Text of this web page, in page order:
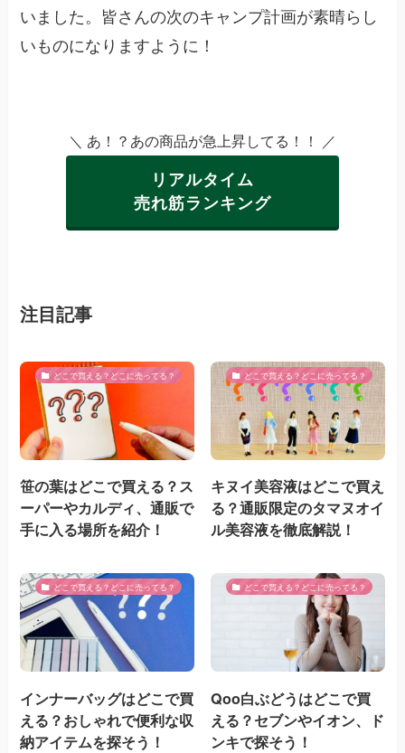
いました。皆さんの次のキャンプ計画が素晴らし
いものになりますように！
＼ あ！？あの商品が急上昇してる！！ ／
リアルタイム
売れ筋ランキング
注目記事
どこで買える？どこに売ってる？
笹の葉はどこで買える？ス
ーパーやカルディ、通販で
手に入る場所を紹介！
どこで買える？どこに売ってる？
キヌイ美容液はどこで買え
る？通販限定のタマヌオイ
ル美容液を徹底解説！
どこで買える？どこに売ってる？
インナーバッグはどこで買
える？おしゃれで便利な収
納アイテムを探そう！
どこで買える？どこに売ってる？
Qoo白ぶどうはどこで買
える？セブンやイオン、ド
ンキで探そう！